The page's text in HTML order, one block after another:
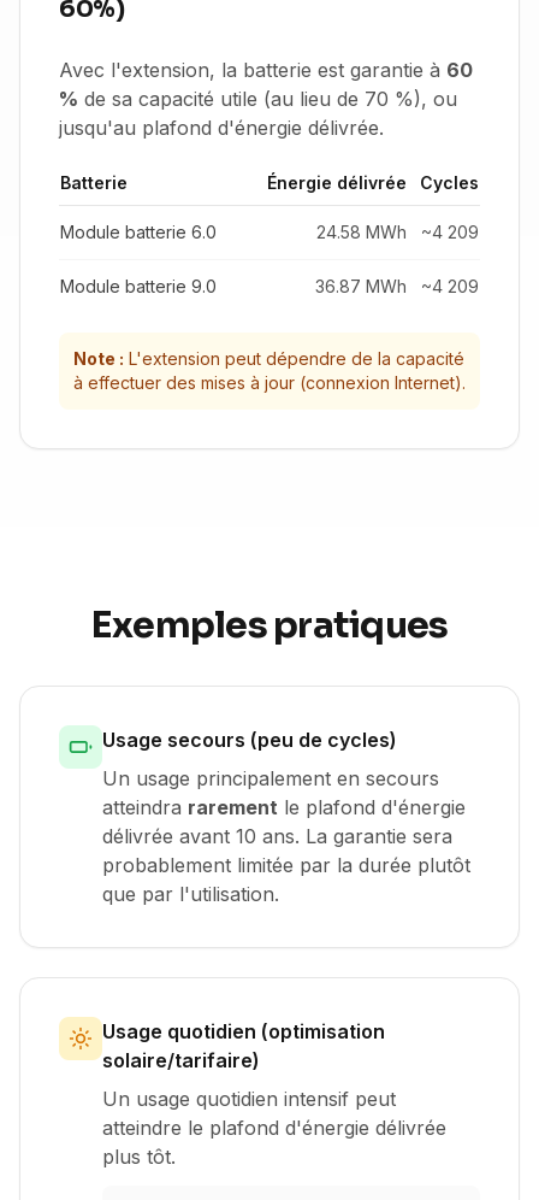
60%)
Avec l'extension, la batterie est garantie à 60
% de sa capacité utile (au lieu de 70 %), ou
jusqu'au plafond d'énergie délivrée.
Batterie Énergie délivrée Cycles
Module batterie 6.0 24.58 MWh ~4 209
Module batterie 9.0 36.87 MWh ~4 209
Note : L'extension peut dépendre de la capacité
à effectuer des mises à jour (connexion Internet).
Exemples pratiques
Usage secours (peu de cycles)
Un usage principalement en secours
atteindra rarement le plafond d'énergie
délivrée avant 10 ans. La garantie sera
probablement limitée par la durée plutôt
que par l'utilisation.
Usage quotidien (optimisation
solaire/tarifaire)
Un usage quotidien intensif peut
atteindre le plafond d'énergie délivrée
plus tôt.